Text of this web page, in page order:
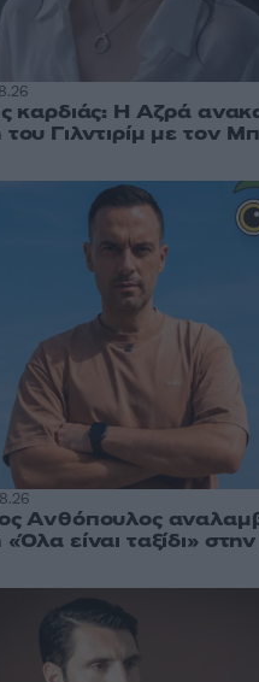
καρδιάς: Η Αζρά
Γιλντιρίμ με τον
Ανθόπουλος
είναι ταξίδι»